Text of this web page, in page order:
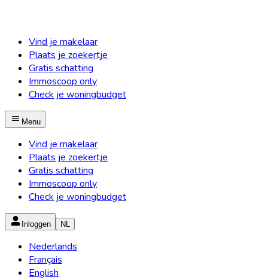
Vind je makelaar
Plaats je zoekertje
Gratis schatting
Immoscoop only
Check je woningbudget
Menu
Vind je makelaar
Plaats je zoekertje
Gratis schatting
Immoscoop only
Check je woningbudget
Inloggen NL
Nederlands
Français
English